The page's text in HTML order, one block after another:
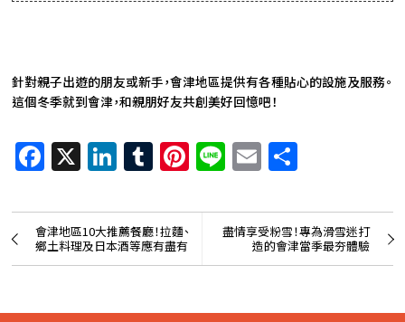
針對親子出遊的朋友或新手，會津地區提供有各種貼心的設施及服務。
這個冬季就到會津，和親朋好友共創美好回憶吧！
Facebook
X LinkedIn
Tumblr
Pinterest
LineEmail
共
會津地區10大推薦餐廳！拉麵、
鄉土料理及日本酒等應有盡有
盡情享受粉雪！專為滑雪迷打
造的會津當季最夯體驗